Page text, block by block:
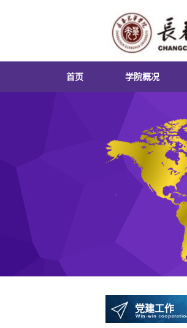
首页 学院概况
学院简介
院长致辞
领导团队
党建工作